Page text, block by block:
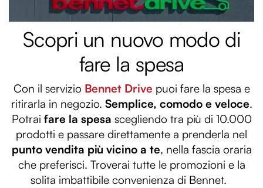
Scopri un nuovo modo di
fare la spesa
Con il servizio Bennet Drive puoi fare la spesa e
ritirarla in negozio. Semplice, comodo e veloce.
Potrai fare la spesa scegliendo tra più di 10.000
prodotti e passare direttamente a prenderla nel
punto vendita più vicino a te, nella fascia oraria
che preferisci. Troverai tutte le promozioni e la
solita imbattibile convenienza di Bennet.